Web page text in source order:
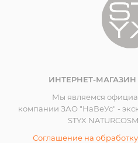
ИНТЕРНЕТ-МАГАЗИН
Мы являемся
компании ЗАО "НаВеУс" -
STYX
Соглашение на